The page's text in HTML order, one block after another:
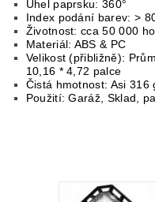
Úhel paprsku: 360°
Index podání barev: >
Životnost: cca 50 000
Materiál: ABS & PC
Velikost (přibližně):
10,16 * 4,72 palce
Čistá hmotnost: Asi 316
Použití: Garáž, Sklad,